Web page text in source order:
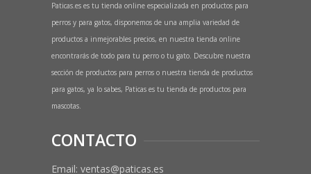
Paticas.es es tu tienda online especializada en productos para
perros y para gatos, disponemos de una amplia variedad de
productos a inmejorables precios, en nuestra tienda online
encontrarás de todo para tu perro o tu gato. Descubre nuestra
sección de productos para perros o nuestra tienda de productos
para gatos, ya lo sabes, Paticas es tu tienda de productos para
mascotas.
CONTACTO
Email: ventas@paticas.es